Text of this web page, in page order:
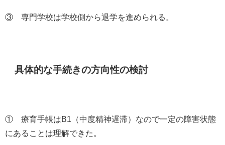
③ 専門学校は学校側から退学を進められる。
具体的な手続きの方向性の検討
① 療育手帳はB1
（中度精神遅滞）なので一定の障害状態
にあることは理解できた。